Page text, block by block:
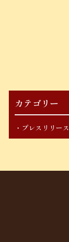
カテゴリー
プレスリリース